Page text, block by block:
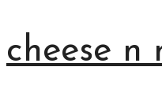
cheese n